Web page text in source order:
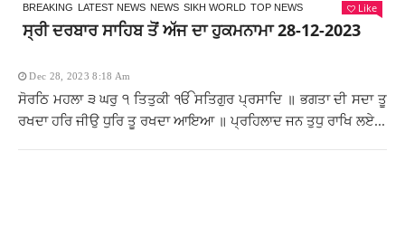
BREAKING LATEST NEWS NEWS SIKH WORLD TOP NEWS Like
ਸ੍ਰੀ ਦਰਬਾਰ ਸਾਹਿਬ ਤੋਂ ਅੱਜ ਦਾ ਹੁਕਮਨਾਮਾ 28-12-2023
Dec 28, 2023 8:18 Am
ਸੋਰਠਿ ਮਹਲਾ ੩ ਘਰੁ ੧ ਤਿਤੁਕੀ ੴ ਸਤਿਗੁਰ ਪ੍ਰਸਾਦਿ ॥ ਭਗਤਾ ਦੀ ਸਦਾ ਤੂ
ਰਖਦਾ ਹਰਿ ਜੀਉ ਧੁਰਿ ਤੂ ਰਖਦਾ ਆਇਆ ॥ ਪ੍ਰਹਿਲਾਦ ਜਨ ਤੁਧੁ ਰਾਖਿ ਲਏ...